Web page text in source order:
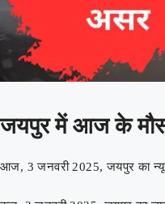
जयपुर में आज के
आज, 3 जनवरी 2025, जयपुर का